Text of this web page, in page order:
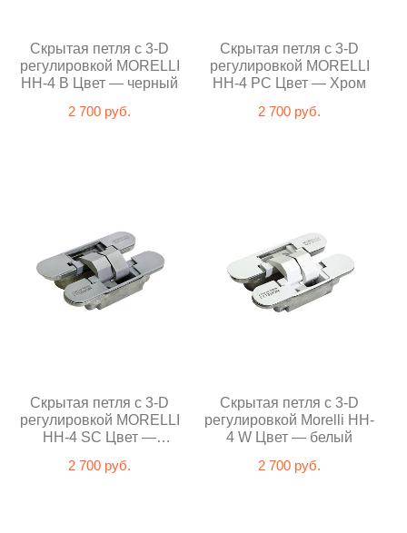
Скрытая петля с 3-D
регулировкой MORELLI
HH-4 B Цвет — черный
2 700 руб.
Скрытая петля с 3-D
регулировкой MORELLI
HH-4 PC Цвет — Хром
2 700 руб.
Скрытая петля с 3-D
регулировкой MORELLI
HH-4 SC Цвет —
2 700 руб.
Cкрытая петля с 3-D
регулировкой Morelli HH-
4 W Цвет — белый
2 700 руб.